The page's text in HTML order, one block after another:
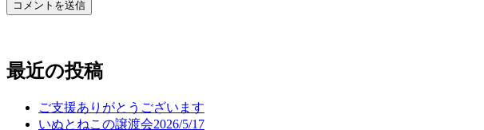
最近の投稿
ご支援ありがとうございます
いぬとねこの譲渡会2026/5/17